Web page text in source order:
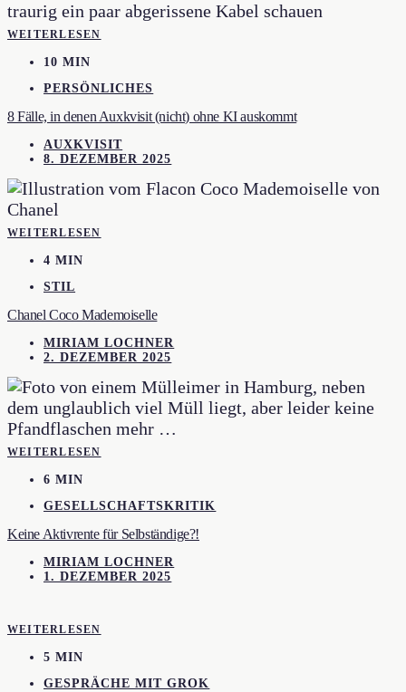
WEITERLESEN
10 MIN
PERSÖNLICHES
8 Fälle, in denen Auxkvisit (nicht) ohne KI auskommt
AUXKVISIT
8. DEZEMBER 2025
WEITERLESEN
4 MIN
STIL
Chanel Coco Mademoiselle
MIRIAM LOCHNER
2. DEZEMBER 2025
WEITERLESEN
6 MIN
GESELLSCHAFTSKRITIK
Keine Aktivrente für Selbständige?!
MIRIAM LOCHNER
1. DEZEMBER 2025
WEITERLESEN
5 MIN
GESPRÄCHE MIT GROK